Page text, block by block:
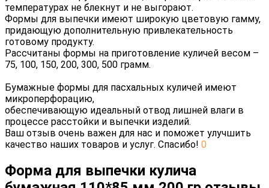
температурах не блекнут и не выгорают.
Формы для выпечки имеют широкую цветовую гамму,
придающую дополнительную привлекательность
готовому продукту.
Рассчитаны формы на приготовление куличей весом –
75, 100, 150, 200, 300, 500 грамм.
Бумажные формы для пасхальных куличей имеют
микроперфорацию,
обеспечивающую идеальный отвод лишней влаги в
процессе расстойки и выпечки изделий.
Ваш отзыв очень важен для нас и поможет улучшить
качество наших товаров и услуг. Спасибо! 0
Форма для выпечки кулича